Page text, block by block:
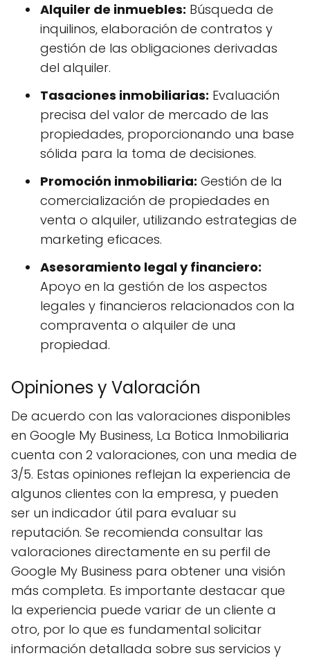
Alquiler de inmuebles: Búsqueda de
inquilinos, elaboración de contratos y
gestión de las obligaciones derivadas
del alquiler.
Tasaciones inmobiliarias: Evaluación
precisa del valor de mercado de las
propiedades, proporcionando una base
sólida para la toma de decisiones.
Promoción inmobiliaria: Gestión de la
comercialización de propiedades en
venta o alquiler, utilizando estrategias de
marketing eficaces.
Asesoramiento legal y financiero:
Apoyo en la gestión de los aspectos
legales y financieros relacionados con la
compraventa o alquiler de una
propiedad.
Opiniones y Valoración
De acuerdo con las valoraciones disponibles
en Google My Business, La Botica Inmobiliaria
cuenta con 2 valoraciones, con una media de
3/5. Estas opiniones reflejan la experiencia de
algunos clientes con la empresa, y pueden
ser un indicador útil para evaluar su
reputación. Se recomienda consultar las
valoraciones directamente en su perfil de
Google My Business para obtener una visión
más completa. Es importante destacar que
la experiencia puede variar de un cliente a
otro, por lo que es fundamental solicitar
información detallada sobre sus servicios y